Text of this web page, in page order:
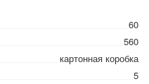
60
560
картонная коробка
5